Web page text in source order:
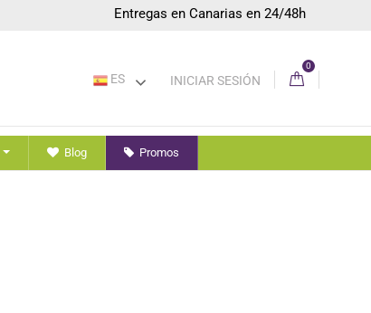
Entregas en Canarias en 24/48h
ES INICIAR SESIÓN
0
Blog Promos